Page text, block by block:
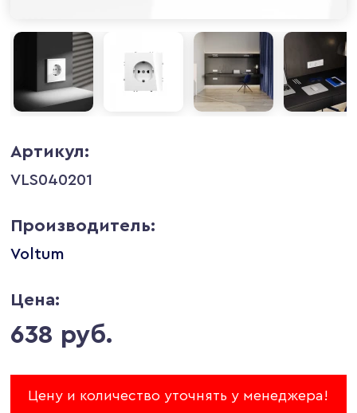
Артикул:
VLS040201
Производитель:
Voltum
Цена:
638 руб.
Цену и количество уточнять у менеджера!